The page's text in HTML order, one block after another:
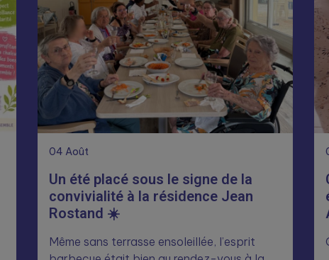
04 Août
Un été placé sous le signe de la
convivialité à la résidence Jean
Rostand ☀️
Même sans terrasse ensoleillée, l’esprit